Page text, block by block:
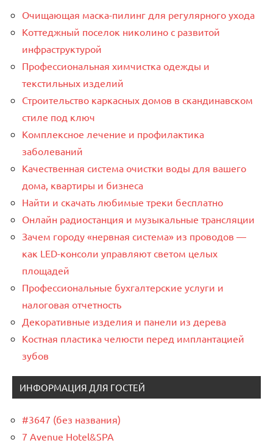
Очищающая маска-пилинг для регулярного ухода
Коттеджный поселок николино с развитой
инфраструктурой
Профессиональная химчистка одежды и
текстильных изделий
Строительство каркасных домов в скандинавском
стиле под ключ
Комплексное лечение и профилактика
заболеваний
Качественная система очистки воды для вашего
дома, квартиры и бизнеса
Найти и скачать любимые треки бесплатно
Онлайн радиостанция и музыкальные трансляции
Зачем городу «нервная система» из проводов —
как LED-консоли управляют светом целых
площадей
Профессиональные бухгалтерские услуги и
налоговая отчетность
Декоративные изделия и панели из дерева
Костная пластика челюсти перед имплантацией
зубов
ИНФОРМАЦИЯ ДЛЯ ГОСТЕЙ
#3647 (без названия)
7 Avenue Hotel&SPA